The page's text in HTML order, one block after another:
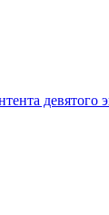
девятого